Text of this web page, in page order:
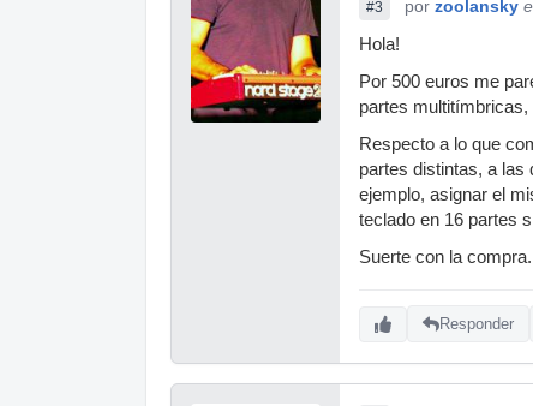
#3 por zoolansky
Hola!
Por 500 euros me
partes
Respecto a lo que
partes distintas, a las
ejemplo, asignar el
teclado en 16 partes
Suerte con la compra.
Responder